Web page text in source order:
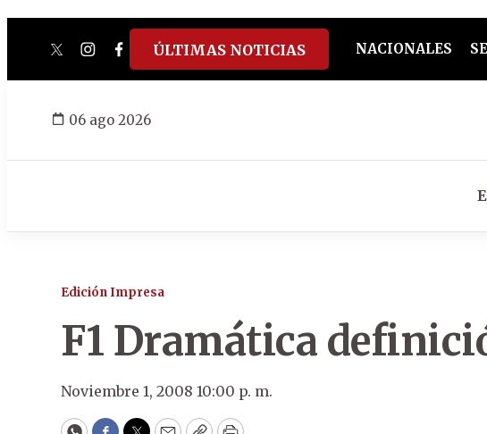
twitterinstagram
facebook
tiktokyoutube
spotify
ÚLTIMAS NOTICIAS NACIONALES
06 ago 2026
Edición Impresa
F1 Dramática
Noviembre 1, 2008 10:00 p. m.